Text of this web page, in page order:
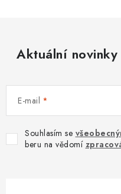
Aktuální
E-mail
Souhlasím se
beru na vědomí